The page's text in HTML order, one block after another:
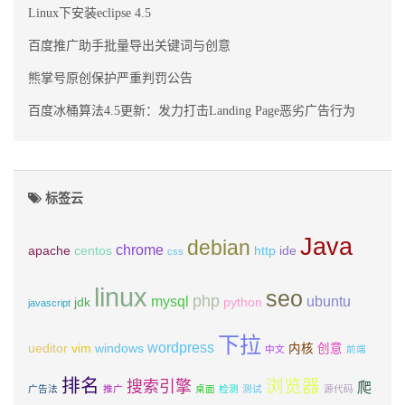
Linux下安装eclipse 4.5
百度推广助手批量导出关键词与创意
熊掌号原创保护严重判罚公告
百度冰桶算法4.5更新：发力打击Landing Page恶劣广告行为
标签云
apache centos chrome css debian http ide Java
javascript jdk linux mysql php python seo ubuntu
ueditor vim windows wordpress 下拉 中文 内核 创意 前端
广告法 排名 推广 搜索引擎 桌面 检测 测试 浏览器 源代码 爬